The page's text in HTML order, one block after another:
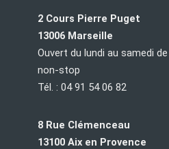
2 Cours Pierre Puget
13006 Marseille
Ouvert du lundi au samedi
non-stop
Tél. : 04 91 54 06 82
8 Rue Clémenceau
13100 Aix en Provence